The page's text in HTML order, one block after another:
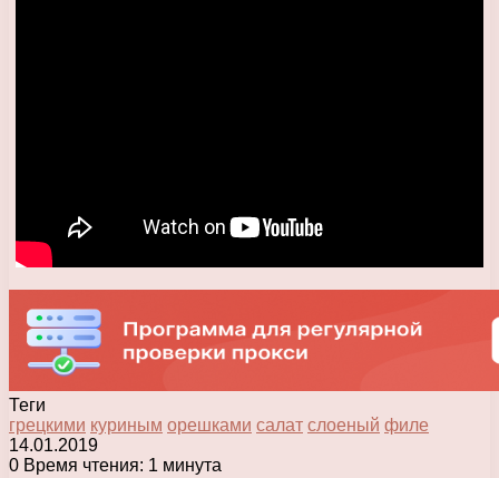
Теги
грецкими куриным орешками салат слоеный филе
14.01.2019
0 Время чтения: 1 минута